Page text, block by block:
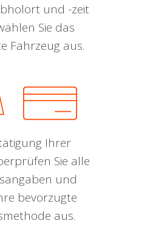
und -zeit
Sie das
Fahrzeug aus.
Ihrer
Sie alle
und
bevorzugte
aus.